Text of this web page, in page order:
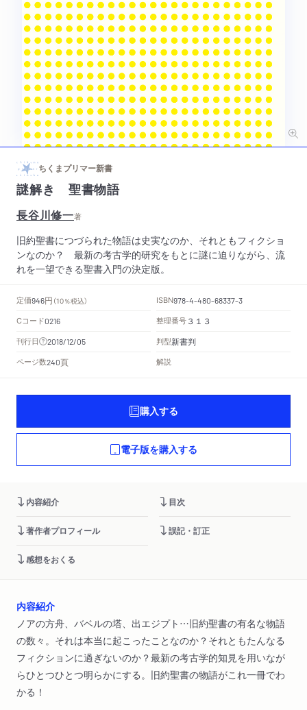
ちくまプリマー新書
謎解き 聖書物語
長谷川修一著
旧約聖書につづられた物語は史実なのか、それともフィクショ
ンなのか？ 最新の考古学的研究をもとに謎に迫りながら、流
れを一望できる聖書入門の決定版。
定価946円 （10％税込） ISBN978-4-480-68337-3
Cコード0216 整理番号 ３１３
刊行日 2018/12/05 判型新書判
ページ数240頁 解説
購入する
電子版を購入する
内容紹介 目次
著作者プロフィール 誤記・訂正
感想をおくる
内容紹介
ノアの方舟、バベルの塔、出エジプト…旧約聖書の有名な物語
の数々。それは本当に起こったことなのか？それともたんなる
フィクションに過ぎないのか？最新の考古学的知見を用いなが
らひとつひとつ明らかにする。旧約聖書の物語がこれ一冊でわ
かる！